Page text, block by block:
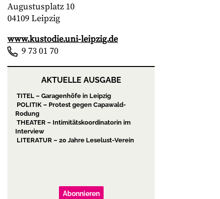
Augustusplatz 10
04109 Leipzig
www.kustodie.uni-leipzig.de
9 73 01 70
AKTUELLE AUSGABE
TITEL – Garagenhöfe in Leipzig
POLITIK – Protest gegen Capawald-
Rodung
THEATER – Intimitätskoordinatorin im
Interview
LITERATUR – 20 Jahre Leselust-Verein
Abonnieren